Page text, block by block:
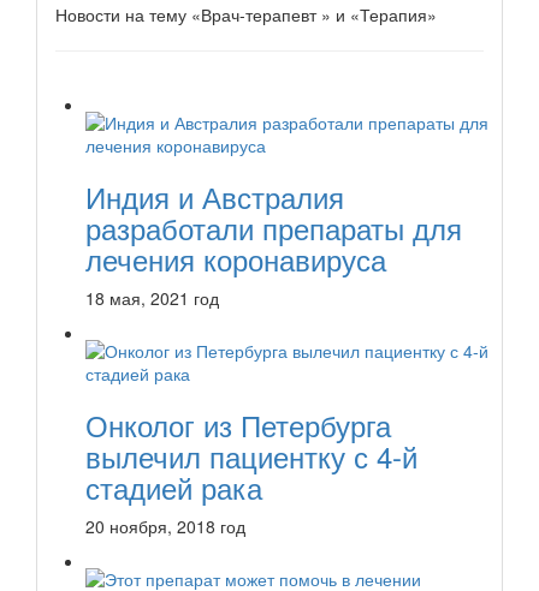
Новости на тему «Врач-терапевт » и «Терапия»
Индия и Австралия
разработали препараты для
лечения коронавируса
18 мая, 2021 год
Онколог из Петербурга
вылечил пациентку с 4-й
стадией рака
20 ноября, 2018 год